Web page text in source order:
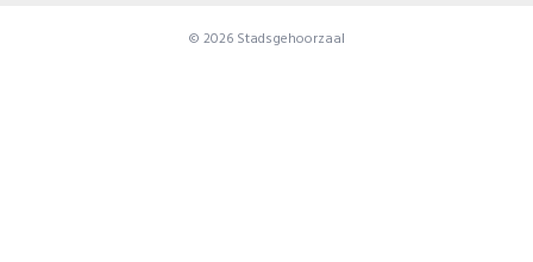
© 2026 Stadsgehoorzaal